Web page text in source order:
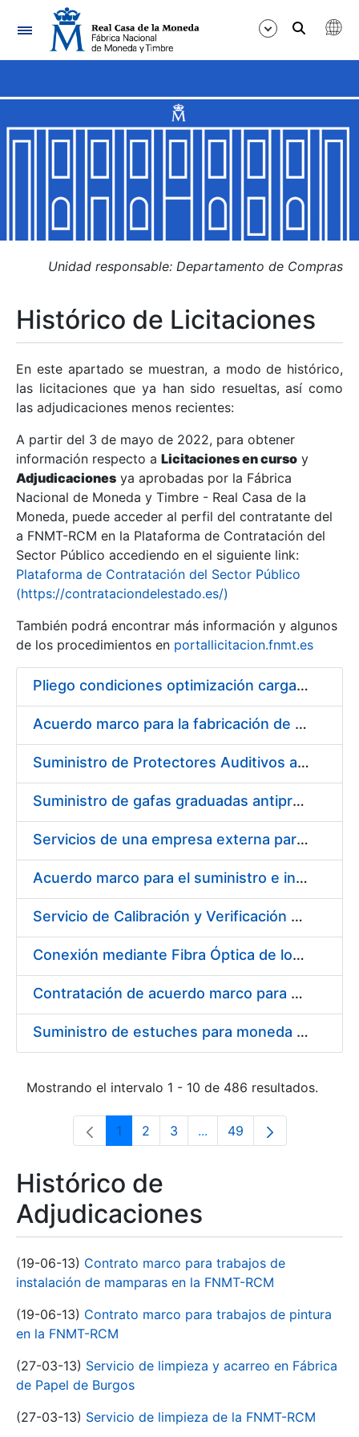
Navegación
Mostrar/Ocultar
Mostrar/Ocultar
Mostrar/Ocultar
Mostrar/Ocultar
Mostrar/Ocultar
Mostrar/Ocultar
Unidad responsable: Departamento de Compras
Histórico de Licitaciones
En este apartado se muestran, a modo de histórico,
las licitaciones que ya han sido resueltas, así como
las adjudicaciones menos recientes:
A partir del 3 de mayo de 2022, para obtener
información respecto a Licitaciones en curso y
Adjudicaciones ya aprobadas por la Fábrica
Nacional de Moneda y Timbre - Real Casa de la
Moneda, puede acceder al perfil del contratante del
a FNMT-RCM en la Plataforma de Contratación del
Sector Público accediendo en el siguiente link:
Plataforma de Contratación del Sector Público
(https://contrataciondelestado.es/)
También podrá encontrar más información y algunos
de los procedimientos en portallicitacion.fnmt.es
Pliego condiciones optimización cargas compras firmado
Acuerdo marco para la fabricación de piezas
Suministro de Protectores Auditivos a medida para las personas trabajadoras de los Centros de Trabajo de Madrid y Burgos
Suministro de gafas graduadas antiproyecciones para los trabajadores de la FNMT-RCM en los centros de trabajo de Madrid y Burgos
Servicios de una empresa externa para el asesoramiento y resolución de los recursos de alzada que se presentan relacionados con procesos de selección para la FNMT-RCM
Acuerdo marco para el suministro e instalación de persianas, estores y otros complementos
Servicio de Calibración y Verificación Externa de los Equipos de Medición del Servicio de Prevención de la FNMT-RCM
Conexión mediante Fibra Óptica de los Centros de Proceso de Datos (CPDs) de las sedes de la FNMT-RCM de Burgos y Madrid
Contratación de acuerdo marco para el Suministro de Material de Electricidad para la Fábrica Nacional de Moneda y Timbre-Real Casa de la Moneda en su centro de trabajo de Burgos
Suministro de estuches para moneda de 30 €
Mostrando el intervalo 1 - 10 de 486 resultados.
Página
1 Página
2 Página
3 ...Páginas intermedias Use
Página
49
Histórico de
Adjudicaciones
(19-06-13) Contrato marco para trabajos de
instalación de mamparas en la FNMT-RCM
(19-06-13) Contrato marco para trabajos de pintura
en la FNMT-RCM
(27-03-13) Servicio de limpieza y acarreo en Fábrica
de Papel de Burgos
(27-03-13) Servicio de limpieza de la FNMT-RCM